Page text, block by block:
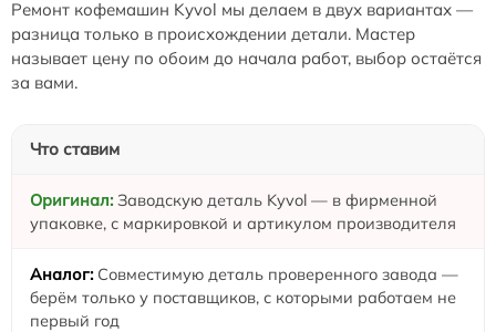
Ремонт кофемашин Kyvol мы делаем в двух вариантах —
разница только в происхождении детали. Мастер
называет цену по обоим до начала работ, выбор остаётся
за вами.
Что ставим
Заводскую деталь Kyvol — в фирменной
упаковке, с маркировкой и артикулом производителя
Совместимую деталь проверенного завода —
берём только у поставщиков, с которыми работаем не
первый год